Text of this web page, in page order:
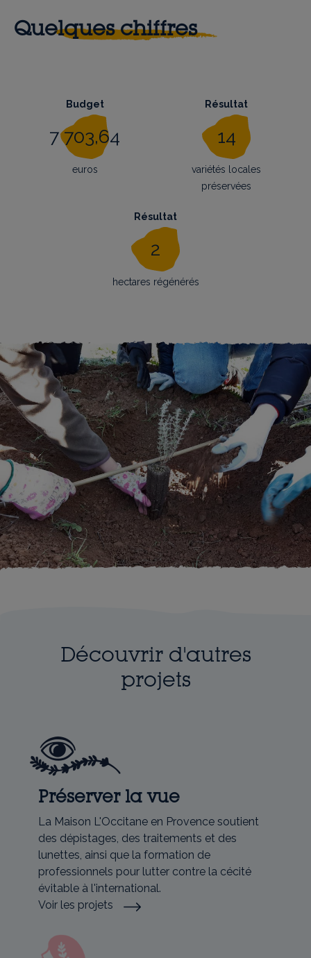
Quelques chiffres
Budget
7 703,64
euros
Résultat
14
variétés locales
préservées
Résultat
2
hectares régénérés
Découvrir d'autres
projets
Préserver la vue
La Maison L'Occitane en Provence soutient
des dépistages, des traitements et des
lunettes, ainsi que la formation de
professionnels pour lutter contre la cécité
évitable à l'international.
Voir les projets